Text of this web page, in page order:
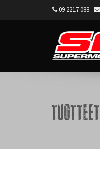
09 2217 088
Tuotteet